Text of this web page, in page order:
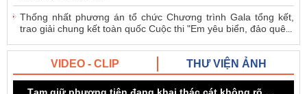
Thống nhất phương án tổ chức Chương trình Gala tổng kết,
trao giải chung kết toàn quốc Cuộc thi "Em yêu biển, đảo quê
VIDEO - CLIP THƯ VIỆN ẢNH